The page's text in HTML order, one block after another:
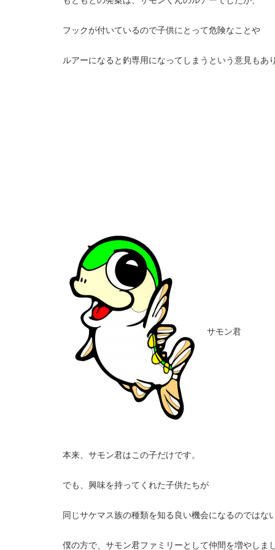
フックが付いているので子供にとって危険なことや
ルアーになると釣専用になってしまうという意見もあ
サモン君
本来、サモン君はこの子だけです。
でも、興味を持ってくれた子供たちが
同じサケマス族の種類を知る良い機会になるのではな
僕の方で、サモン君ファミリーとして仲間を増やしまし